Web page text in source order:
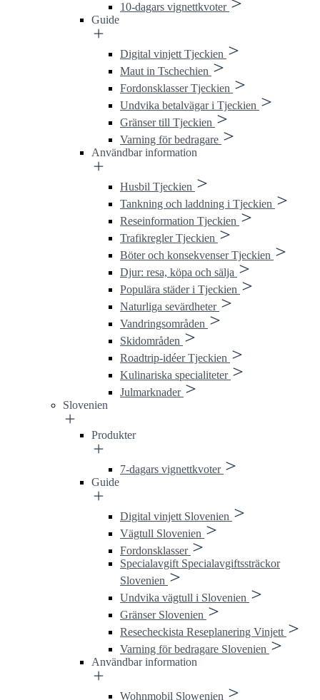
10-dagars vignettkvoter
Guide
Digital vinjett Tjeckien
Maut in Tschechien
Fordonsklasser Tjeckien
Undvika betalvägar i Tjeckien
Gränser till Tjeckien
Varning för bedragare
Användbar information
Husbil Tjeckien
Tankning och laddning i Tjeckien
Reseinformation Tjeckien
Trafikregler Tjeckien
Böter och konsekvenser Tjeckien
Djur: resa, köpa och sälja
Populära städer i Tjeckien
Naturliga sevärdheter
Vandringsområden
Skidområden
Roadtrip-idéer Tjeckien
Kulinariska specialiteter
Julmarknader
Slovenien
Produkter
7-dagars vignettkvoter
Guide
Digital vinjett Slovenien
Vägtull Slovenien
Fordonsklasser
Specialavgift Specialavgiftssträckor
Slovenien
Undvika vägtull i Slovenien
Gränser Slovenien
Resecheckista Reseplanering Vinjett
Varning för bedragare Slovenien
Användbar information
Wohnmobil Slowenien